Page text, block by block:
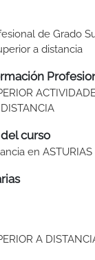
de Grado
a distancia
curso
en ASTURIAS
A